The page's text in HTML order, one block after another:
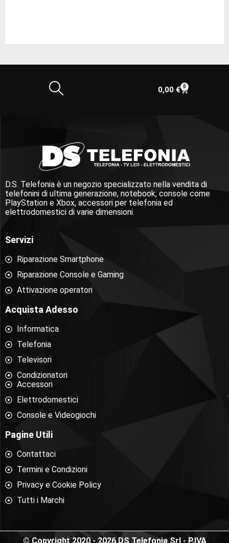
0,00 € 0
D.S. Telefonia è un negozio specializzato nella vendita di
telefonini di ultima generazione, notebook, console come
PlayStation e Xbox, accessori per telefonia ed
elettrodomestici di varie dimensioni.
Servizi
Riparazione Smartphone
Riparazione Console e Gaming
Attivazione operatori
Acquista Adesso
Informatica
Telefonia
Televisori
Condizionatori
Accessori
Elettrodomestici
Console e Videogiochi
Pagine Utili
Contattaci
Termini e Condizioni
Privacy e Cookie Policy
Tutti i Marchi
© Copyright 2020 - 2026 DS Telefonia Srl - P.IVA